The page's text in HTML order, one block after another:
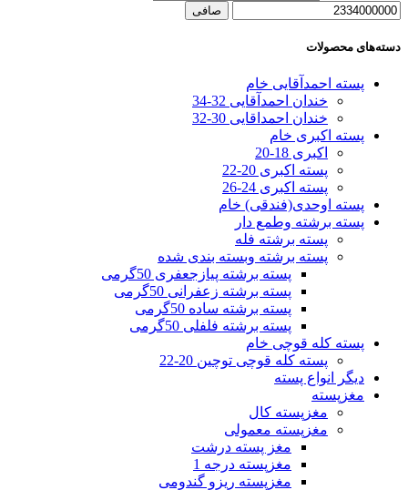
صافی
دسته‌های محصولات
پسته احمدآقایی خام
خندان احمدآقایی 32-34
خندان احمداقایی 30-32
پسته اکبری خام
اکبری 18-20
پسته اکبری 20-22
پسته اکبری 24-26
پسته اوحدی(فندقی) خام
پسته برشته وطمع دار
پسته برشته فله
پسته برشته وبسته بندی شده
پسته برشته پیازجعفری 50گرمی
پسته برشته زعفرانی 50گرمی
پسته برشته ساده 50گرمی
پسته برشته فلفلی 50گرمی
پسته کله قوچی خام
پسته کله قوچی توچین 20-22
دیگر انواع پسته
مغزپسته
مغزپسته کال
مغزپسته معمولی
مغز پسته درشت
مغزپسته درجه 1
مغزپسته ریزو گندومی